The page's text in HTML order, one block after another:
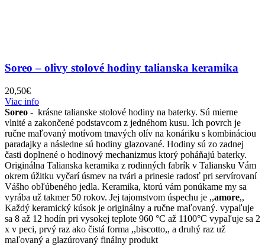
Soreo – olivy stolové hodiny talianska keramika
20,50€
Viac info
Soreo - krásne talianske stolové hodiny na baterky. Sú mierne
vlnité a zakončené podstavcom z jednéhom kusu. Ich povrch je
ručne maľovaný motívom tmavých olív na konáriku s kombináciou
paradajky a následne sú hodiny glazované. Hodiny sú zo zadnej
časti doplnené o hodinový mechanizmus ktorý poháňajú baterky.
Originálna Talianska keramika z rodinných fabrík v Taliansku Vám
okrem úžitku vyčarí úsmev na tvári a prinesie radosť pri servírovaní
Vášho obľúbeného jedla. Keramika, ktorú vám ponúkame my sa
vyrába už takmer 50 rokov. Jej tajomstvom úspechu je ,,amore,,
Každý keramický kúsok je originálny a ručne maľovaný. vypaľuje
sa 8 až 12 hodín pri vysokej teplote 960 °C až 1100°C vypaľuje sa 2
x v peci, prvý raz ako čistá forma ,,biscotto,, a druhý raz už
maľovaný a glazúrovaný finálny produkt